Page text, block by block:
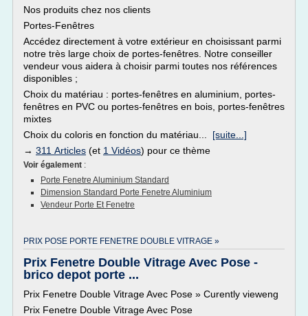
Nos produits chez nos clients
Portes-Fenêtres
Accédez directement à votre extérieur en choisissant parmi
notre très large choix de portes-fenêtres. Notre conseiller
vendeur vous aidera à choisir parmi toutes nos références
disponibles ;
Choix du matériau : portes-fenêtres en aluminium, portes-
fenêtres en PVC ou portes-fenêtres en bois, portes-fenêtres
mixtes
Choix du coloris en fonction du matériau... [suite...]
→ 311 Articles (et 1 Vidéos) pour ce thème
Voir également :
Porte Fenetre Aluminium Standard
Dimension Standard Porte Fenetre Aluminium
Vendeur Porte Et Fenetre
PRIX POSE PORTE FENETRE DOUBLE VITRAGE »
Prix Fenetre Double Vitrage Avec Pose -
brico depot porte ...
Prix Fenetre Double Vitrage Avec Pose » Curently vieweng
Prix Fenetre Double Vitrage Avec Pose